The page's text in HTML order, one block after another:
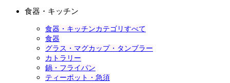
食器・キッチン
食器・キッチンカテゴリすべて
食器
グラス・マグカップ・タンブラー
カトラリー
鍋・フライパン
ティーポット・急須